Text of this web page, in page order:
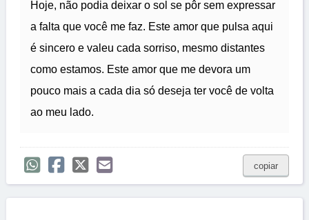
Hoje, não podia deixar o sol se pôr sem expressar
a falta que você me faz. Este amor que pulsa aqui
é sincero e valeu cada sorriso, mesmo distantes
como estamos. Este amor que me devora um
pouco mais a cada dia só deseja ter você de volta
ao meu lado.
copiar